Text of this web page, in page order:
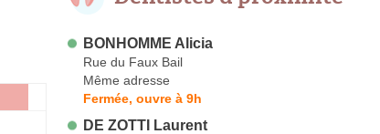
BONHOMME Alicia
Rue du Faux Bail
Même adresse
Fermée, ouvre à 9h
DE ZOTTI Laurent